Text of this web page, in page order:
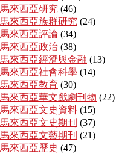
馬來西亞研究 (46)
馬來西亞族群研究 (24)
馬來西亞評論 (34)
馬來西亞政治 (38)
馬來西亞經濟與金融 (13)
馬來西亞社會科學 (14)
馬來西亞教育 (30)
馬來西亞華文戲劇刊物 (22)
馬來西亞文史資料 (15)
馬來西亞文史期刊 (37)
馬來西亞文藝期刊 (21)
馬來西亞歷史 (47)